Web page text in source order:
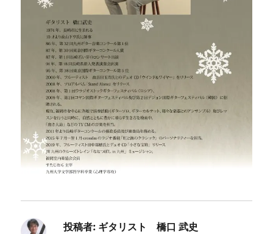
投稿者: ギタリスト 橋口 武史